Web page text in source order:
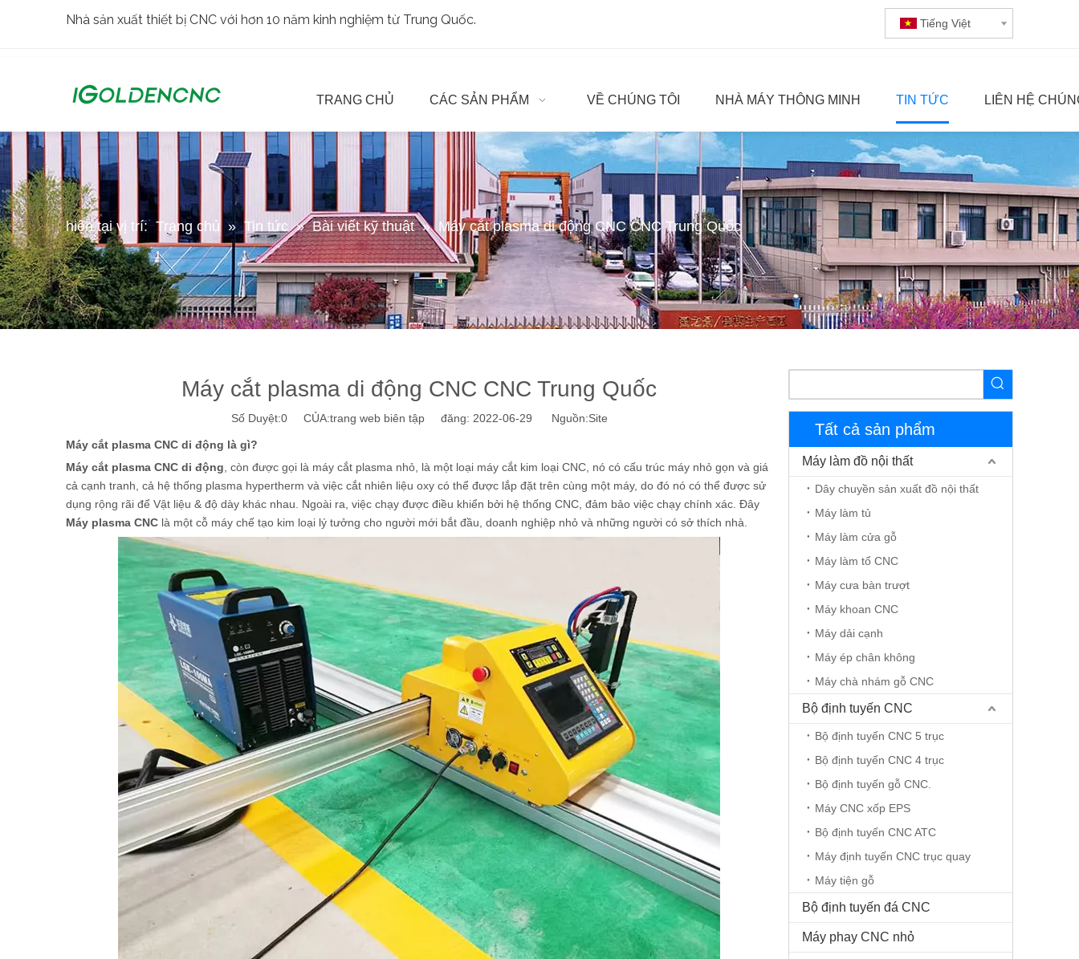
Nhà sản xuất thiết bị CNC với hơn 10 năm kinh nghiệm từ Trung Quốc. Tiếng Việt
TRANG CHỦ CÁC SẢN PHẨM VỀ CHÚNG TÔI NHÀ MÁY THÔNG MINH TIN TỨC LIÊN HỆ
hiện tại vị trí: Trang chủ » Tin tức » Bài viết kỹ thuật » Máy cắt plasma di động CNC CNC Trung Quốc
Máy cắt plasma di động CNC CNC Trung Quốc
Số Duyệt:0CỦA:trang web biên tập đăng: 2022-06-29 Nguồn:Site
Máy cắt plasma CNC di động là gì?
Máy cắt plasma CNC di động , còn được gọi là máy cắt plasma nhỏ, là một loại máy cắt kim loại CNC, nó có cấu trúc máy nhỏ gọn và giá
cả cạnh tranh, cả hệ thống plasma hypertherm và việc cắt nhiên liệu oxy có thể được lắp đặt trên cùng một máy, do đó nó có thể được sử
dụng rộng rãi để Vật liệu & độ dày khác nhau. Ngoài ra, việc chạy được điều khiển bởi hệ thống CNC, đảm bảo việc chạy chính xác. Đây
Máy plasma CNC là một cỗ máy chế tạo kim loại lý tưởng cho người mới bắt đầu, doanh nghiệp nhỏ và những người có sở thích nhà.
Tất cả sản phẩm
Máy làm đồ nội thất
Dây chuyền sản xuất đồ nội thất
Máy làm tủ
Máy làm cửa gỗ
Máy làm tổ CNC
Máy cưa bàn trượt
Máy khoan CNC
Máy dải cạnh
Máy ép chân không
Máy chà nhám gỗ CNC
Bộ định tuyến CNC
Bộ định tuyến CNC 5 trục
Bộ định tuyến CNC 4 trục
Bộ định tuyến gỗ CNC.
Máy CNC xốp EPS
Bộ định tuyến CNC ATC
Máy định tuyến CNC trục quay
Máy tiện gỗ
Bộ định tuyến đá CNC
Máy phay CNC nhỏ